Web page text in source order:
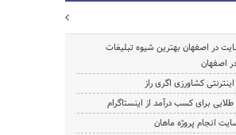
در اصفهان بهترین شیوه تبلیغات
اصفهان
کشاورزی اگری راز
برای کسب درآمد از اینستاگرام
انجام پروژه ماهان